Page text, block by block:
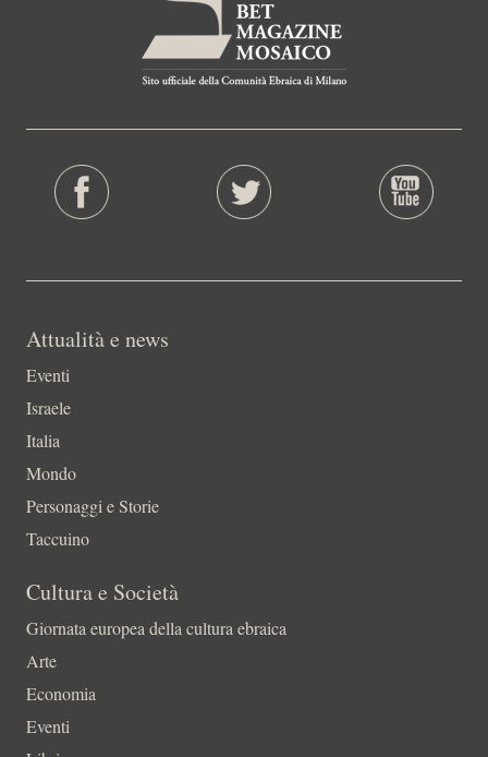
Attualità e news
Eventi
Israele
Italia
Mondo
Personaggi e Storie
Taccuino
Cultura e Società
Giornata europea della cultura ebraica
Arte
Economia
Eventi